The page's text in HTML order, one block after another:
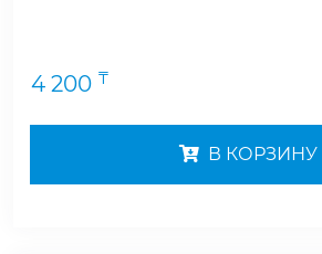
4 200 ₸
В КОРЗИНУ